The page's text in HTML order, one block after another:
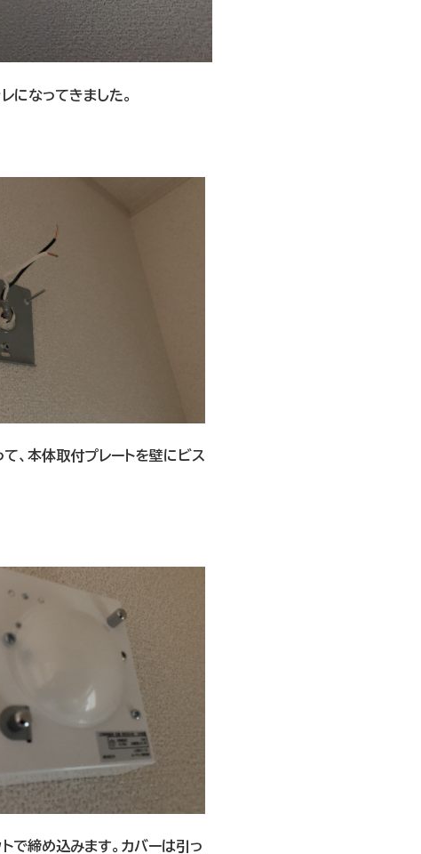
になってきました。
、本体取付プレートを壁にビス
で締め込みます。カバーは引っ